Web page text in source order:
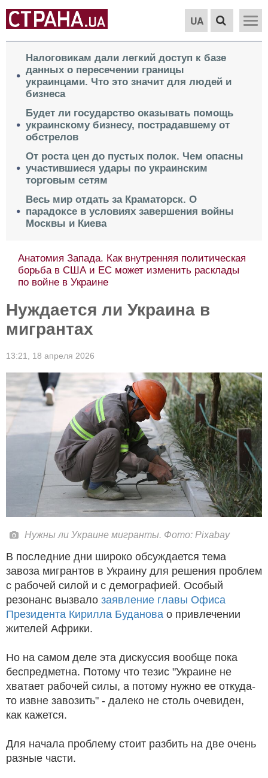
UA
Налоговикам дали легкий доступ к базе
данных о пересечении границы
украинцами. Что это значит для людей и
бизнеса
Будет ли государство оказывать помощь
украинскому бизнесу, пострадавшему от
обстрелов
От роста цен до пустых полок. Чем опасны
участившиеся удары по украинским
торговым сетям
Весь мир отдать за Краматорск. О
парадоксе в условиях завершения войны
Москвы и Киева
Анатомия Запада. Как внутренняя политическая
борьба в США и ЕС может изменить расклады
по войне в Украине
Нуждается ли Украина в
мигрантах
13:21, 18 апреля 2026
Нужны ли Украине мигранты. Фото: Pixabay
В последние дни широко обсуждается тема
завоза мигрантов в Украину для решения проблем
с рабочей силой и с демографией. Особый
резонанс вызвало заявление главы Офиса
Президента Кирилла Буданова о привлечении
жителей Африки.
Но на самом деле эта дискуссия вообще пока
беспредметна. Потому что тезис "Украине не
хватает рабочей силы, а потому нужно ее откуда-
то извне завозить" - далеко не столь очевиден,
как кажется.
Для начала проблему стоит разбить на две очень
разные части.